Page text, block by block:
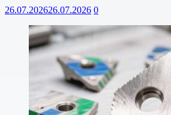
26.07.202626.07.2026 0